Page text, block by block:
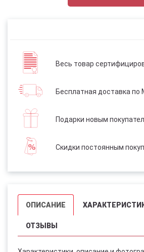
Весь товар
Бесплатная доставка по
Подарки новым
Скидки постоянным
ОПИСАНИЕ
ОТЗЫВЫ